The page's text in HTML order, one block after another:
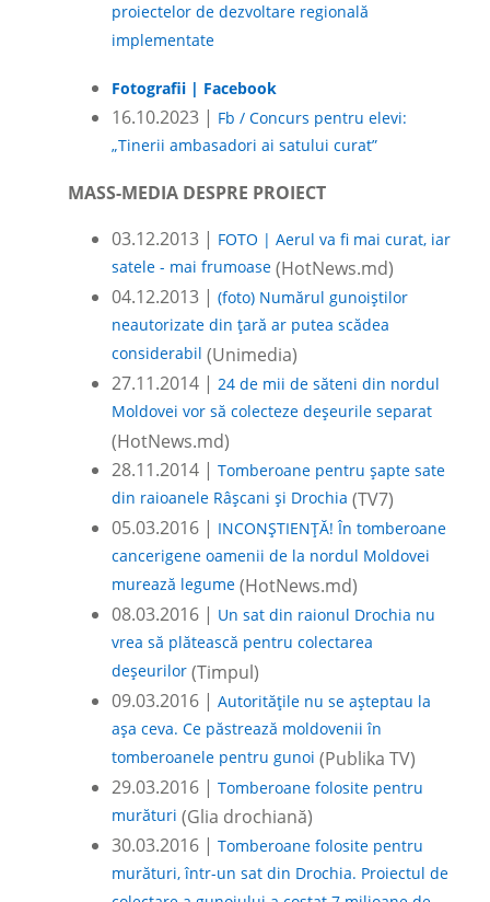
proiectelor de dezvoltare regională
implementate
Fotografii | Facebook
16.10.2023 | Fb / Concurs pentru elevi:
„Tinerii ambasadori ai satului curat”
MASS-MEDIA DESPRE PROIECT
03.12.2013 | FOTO | Aerul va fi mai curat, iar
satele - mai frumoase(HotNews.md)
04.12.2013 | (foto) Numărul gunoiştilor
neautorizate din ţară ar putea scădea
considerabil (Unimedia)
27.11.2014 | 24 de mii de săteni din nordul
Moldovei vor să colecteze deșeurile separat
(HotNews.md)
28.11.2014 | Tomberoane pentru şapte sate
din raioanele Râşcani şi Drochia (TV7)
05.03.2016 | INCONȘTIENȚĂ! În tomberoane
cancerigene oamenii de la nordul Moldovei
murează legume(HotNews.md)
08.03.2016 | Un sat din raionul Drochia nu
vrea să plătească pentru colectarea
deșeurilor(Timpul)
09.03.2016 | Autoritățile nu se așteptau la
așa ceva. Ce păstrează moldovenii în
tomberoanele pentru gunoi (Publika TV)
29.03.2016 | Tomberoane folosite pentru
murături (Glia drochiană)
30.03.2016 | Tomberoane folosite pentru
murături, într-un sat din Drochia. Proiectul de